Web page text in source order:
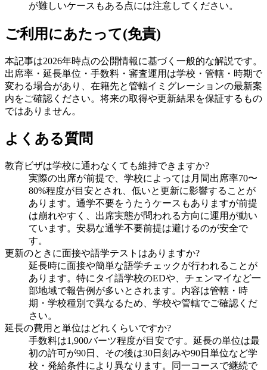
が難しいケースもある点には注意してください。
ご利用にあたって(免責)
本記事は2026年時点の公開情報に基づく一般的な解説です。
出席率・延長単位・手数料・審査運用は学校・管轄・時期で
変わる場合があり、在籍先と管轄イミグレーションの最新案
内をご確認ください。将来の取得や更新結果を保証するもの
ではありません。
よくある質問
教育ビザは学校に通わなくても維持できますか?
実際の出席が前提で、学校によっては月間出席率70〜
80%程度が目安とされ、低いと更新に影響することが
あります。通学不要をうたうケースもありますが前提
は崩れやすく、出席実態が問われる方向に運用が動い
ています。安易な通学不要前提は避けるのが安全で
す。
更新のときに面接や語学テストはありますか?
延長時に面接や簡単な語学チェックが行われることが
あります。特にタイ語学校のEDや、チェンマイなど一
部地域で報告例が多いとされます。内容は管轄・時
期・学校種別で異なるため、学校や管轄でご確認くだ
さい。
延長の費用と単位はどれくらいですか?
手数料は1,900バーツ程度が目安です。延長の単位は最
初の許可が90日、その後は30日刻みや90日単位など学
校・発給条件により異なります。同一コースで継続で